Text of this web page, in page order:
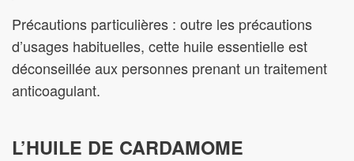
Précautions particulières : outre les précautions
d’usages habituelles, cette huile essentielle est
déconseillée aux personnes prenant un traitement
anticoagulant.
L’HUILE DE CARDAMOME